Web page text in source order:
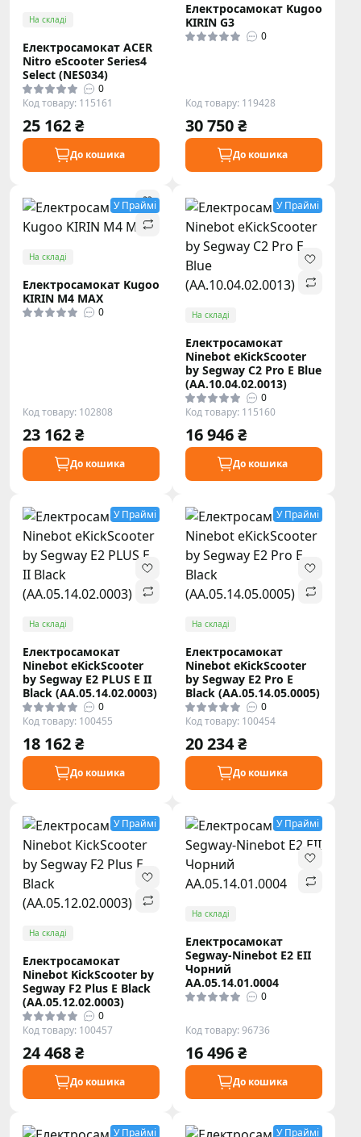
На складі
Електросамокат ACER
Nitro eScooter Series4
Select (NES034)
0
Код товару: 115161
25 162 ₴
До кошика
Електросамокат Kugoo
KIRIN G3
0
Код товару: 119428
30 750 ₴
До кошика
У Праймі
На складі
Електросамокат Kugoo
KIRIN M4 MAX
0
Код товару: 102808
23 162 ₴
До кошика
У Праймі
На складі
Електросамокат
Ninebot eKickScooter
by Segway C2 Pro E Blue
(AA.10.04.02.0013)
0
Код товару: 115160
16 946 ₴
До кошика
У Праймі
На складі
Електросамокат
Ninebot eKickScooter
by Segway E2 PLUS E II
Black (AA.05.14.02.0003)
0
Код товару: 100455
18 162 ₴
До кошика
У Праймі
На складі
Електросамокат
Ninebot eKickScooter
by Segway E2 Pro E
Black (AA.05.14.05.0005)
0
Код товару: 100454
20 234 ₴
До кошика
У Праймі
На складі
Електросамокат
Ninebot KickScooter by
Segway F2 Plus E Black
(AA.05.12.02.0003)
0
Код товару: 100457
24 468 ₴
До кошика
У Праймі
На складі
Електросамокат
Segway-Ninebot E2 EII
Чорний
AA.05.14.01.0004
0
Код товару: 96736
16 496 ₴
До кошика
У Праймі У Праймі